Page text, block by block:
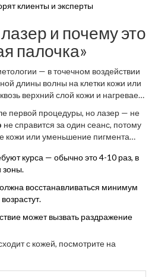
клиенты и эксперты
и почему это
палочка»
— в точечном воздействии
длины волны на клетки кожи или
верхний слой кожи и нагревает
клетки, а окружающие ткани почти
бывают заметны именно
первой процедуры, но лазер — не
не справится за один сеанс, потому
кожи или уменьшение пигмента
только на одном этапе — в фазе
волос после сеанса просто
их не взять.
курса — обычно это 4-10 раз, в
зоны.
восстанавливаться минимум
может вызвать раздражение
с кожей, посмотрите на